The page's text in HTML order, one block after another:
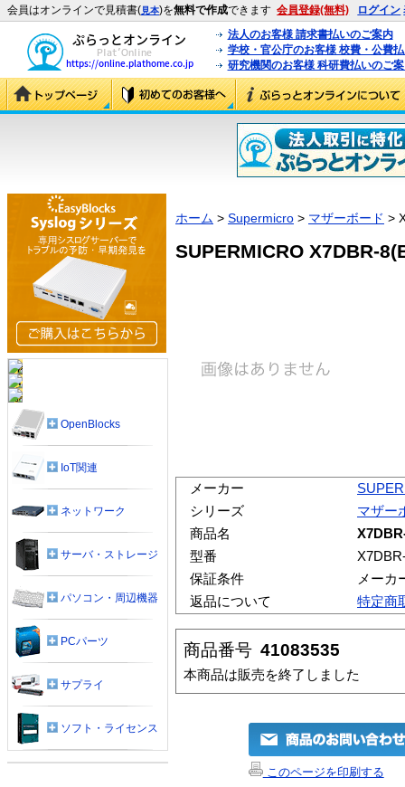
会員はオンラインで見積書(見本)を無料で作成できます 会員登録(無料) ログイン
法人のお客様 請求書払いのご案内
学校・官公庁のお客様 校費・公費
研究機関のお客様 科研費払いのご
ホーム > Supermicro > マザーボード >
SUPERMICRO X7DBR-
メーカー
シリーズ
マザー
商品名
型番
保証条件
メーカ
返品について
特定商
商品番号 41083535
本商品は販売を終了しました
このページを印刷する
OpenBlocks
IoT関連
ネットワーク
サーバ・ストレージ
パソコン・周辺機器
PCパーツ
サプライ
ソフト・ライセンス